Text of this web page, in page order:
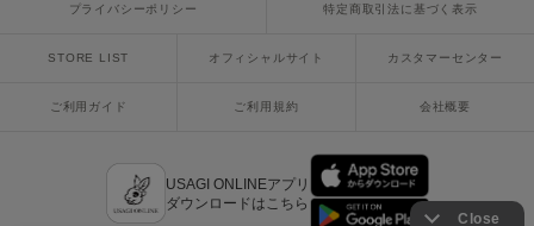
PATRICK
Philly chocolate
フィリーチョコレート
プライバシーポリシー 特定商取引法に基づく表示
STORE LIST オフィシャルサイト カスタマーセンター
ご利用ガイド ご利用規約 会社概要
USAGI ONLINEアプリ
ダウンロードはこちら